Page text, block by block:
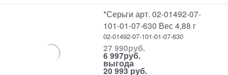
*Серьги арт. 02-01492-07-
101-01-07-630 Вес 4,88 г
02-01492-07-101-01-07-630
27 990руб.
6 997руб.
выгода
20 993 руб.